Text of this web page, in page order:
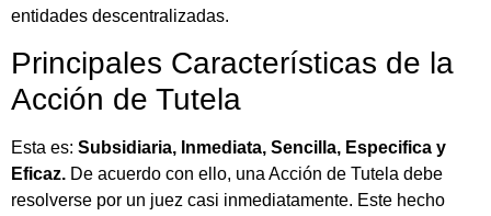
entidades descentralizadas.
Principales Características de la
Acción de Tutela
Esta es: Subsidiaria, Inmediata, Sencilla, Especifica y
Eficaz. De acuerdo con ello, una Acción de Tutela debe
resolverse por un juez casi inmediatamente. Este hecho